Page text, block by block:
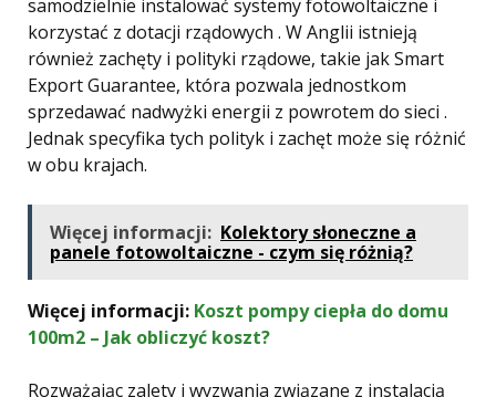
samodzielnie instalować systemy fotowoltaiczne i
korzystać z dotacji rządowych . W Anglii istnieją
również zachęty i polityki rządowe, takie jak Smart
Export Guarantee, która pozwala jednostkom
sprzedawać nadwyżki energii z powrotem do sieci .
Jednak specyfika tych polityk i zachęt może się różnić
w obu krajach.
Więcej informacji: Kolektory słoneczne a
panele fotowoltaiczne - czym się różnią?
Więcej informacji: Koszt pompy ciepła do domu
100m2 – Jak obliczyć koszt?
Rozważając zalety i wyzwania związane z instalacją